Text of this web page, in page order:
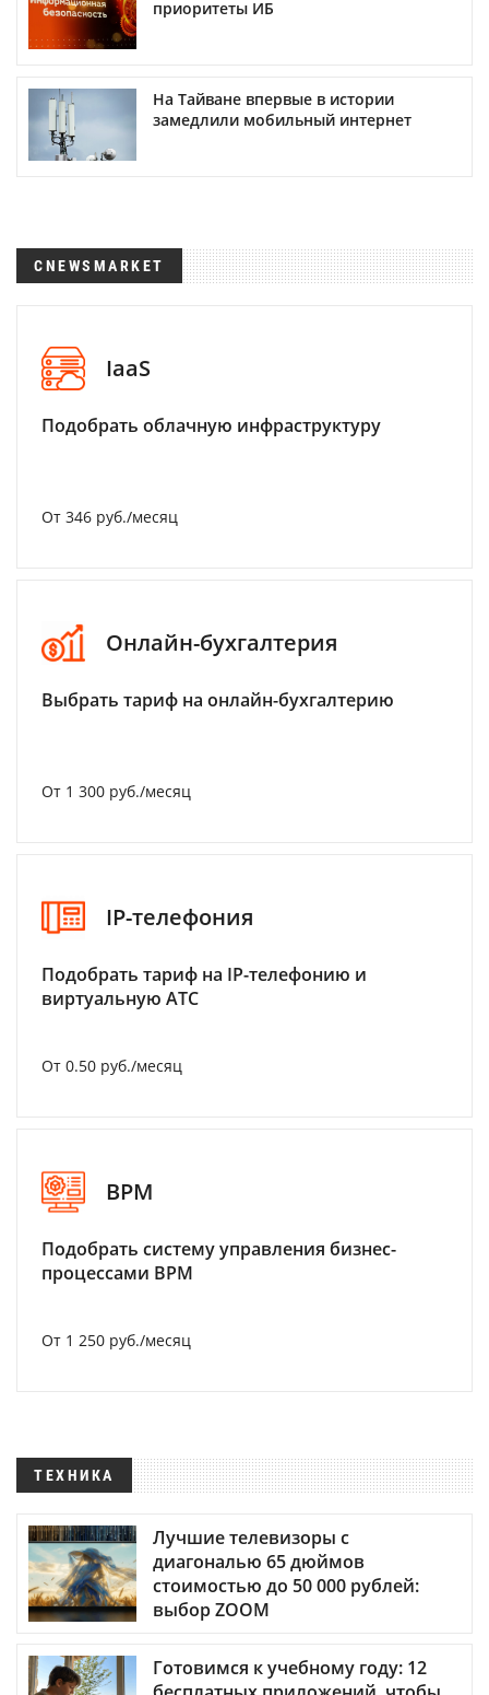
приоритеты ИБ
На Тайване впервые в истории
замедлили мобильный интернет
CNEWSMARKET
IaaS
Подобрать облачную инфраструктуру
От 346 руб./месяц
Онлайн-бухгалтерия
Выбрать тариф на онлайн-бухгалтерию
От 1 300 руб./месяц
IP-телефония
Подобрать тариф на IP-телефонию и
виртуальную АТС
От 0.50 руб./месяц
BPM
Подобрать систему управления бизнес-
процессами BPM
От 1 250 руб./месяц
ТЕХНИКА
Лучшие телевизоры с
диагональю 65 дюймов
стоимостью до 50 000 рублей:
выбор ZOOM
Готовимся к учебному году: 12